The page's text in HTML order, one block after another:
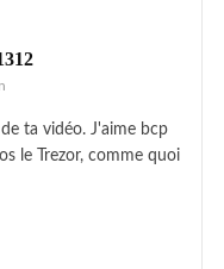
ta vidéo. J'aime bcp
le Trezor, comme quoi